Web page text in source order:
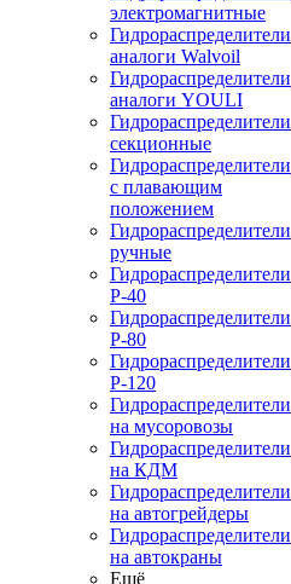
электромагнитные
Гидрораспределители
аналоги Walvoil
Гидрораспределители
аналоги YOULI
Гидрораспределители
секционные
Гидрораспределители
с плавающим
положением
Гидрораспределители
ручные
Гидрораспределители
Р-40
Гидрораспределители
Р-80
Гидрораспределители
Р-120
Гидрораспределители
на мусоровозы
Гидрораспределители
на КДМ
Гидрораспределители
на автогрейдеры
Гидрораспределители
на автокраны
Ещё